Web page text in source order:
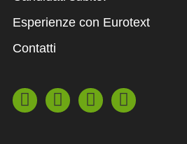
Esperienze con Eurotext
Contatti